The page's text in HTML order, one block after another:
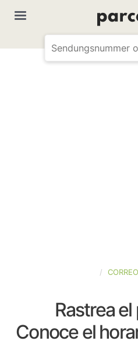
Rastrea
Conoce el